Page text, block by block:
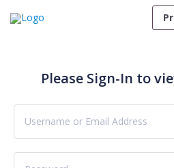
Please Sign-In to